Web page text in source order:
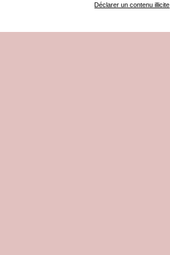
Déclarer un contenu illicite